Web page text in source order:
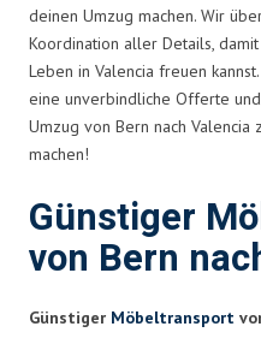
deinen Umzug machen. Wir
Koordination aller Details,
Leben in Valencia freuen
eine unverbindliche Offerte
Umzug von Bern nach
machen!
Günstiger
von Bern
Günstiger Möbeltransport